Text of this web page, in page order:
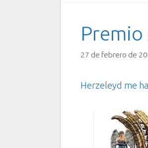
27 de febrero de
Herzeleyd me